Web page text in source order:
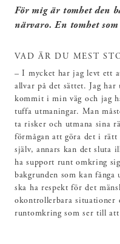
För mig är tomhet den
närvaro. En tomhet
VAD ÄR DU MEST
– I mycket har jag levt ett
allvar på det sättet. Jag
kommit i min väg och jag
tuffa utmaningar. Man
ta risker och utmana sina
förmågan att göra det i
själv, annars kan det sluta
ha support runt omkring
bakgrunden som kan
ska ha respekt för det
okontrollerbara situationer
runtomkring som ser till